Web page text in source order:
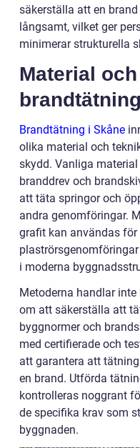
säkerställa att en
långsamt, vilket ger
minimerar strukturella
Material
brandtätning
Brandtätning i Skåne
olika material och
skydd. Vanliga
branddrev och
att täta springor och
andra genomföringar.
grafit kan användas för
i moderna
Metoderna handlar
om att säkerställa att
byggnormer och
med certifierade och
att garantera att
en brand. Utförda
kontrolleras noggrant
de specifika krav som
byggnaden.